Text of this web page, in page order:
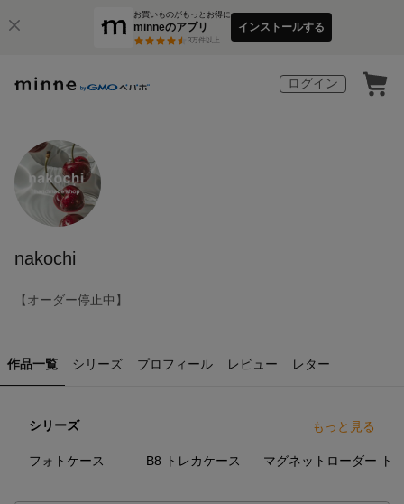
お買いものがもっとお得に
minneのアプリ
3万件以上
インストールする
ログイン
nakochi
【オーダー停止中】
作品一覧 シリーズ プロフィール レビュー レター
シリーズ もっと見る
フォトケース B8 トレカケース マグネットローダー